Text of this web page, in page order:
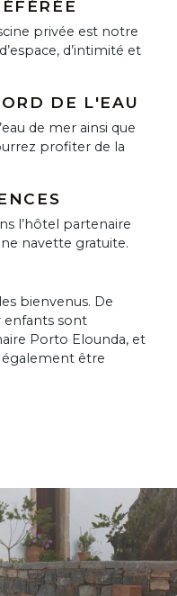
privée est notre
d’intimité et
DE L'EAU
de mer ainsi que
profiter de la
l’hôtel partenaire
navette gratuite.
bienvenus. De
enfants sont
Porto Elounda, et
être